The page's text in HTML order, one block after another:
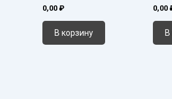
0,00 ₽
В корзину
0,00
В